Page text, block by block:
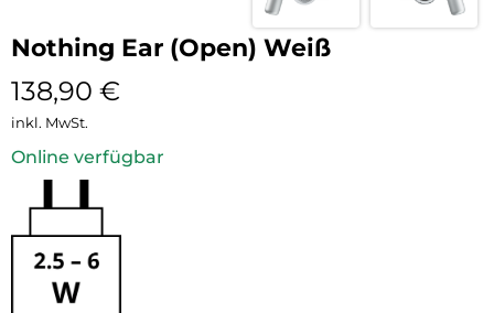
Nothing Ear (Open) Weiß
138,90 €
inkl. MwSt.
Online verfügbar